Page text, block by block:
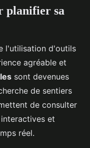
planifier sa
l'utilisation d'outils
agréable et
sont devenues
de sentiers
de consulter
et
réel.